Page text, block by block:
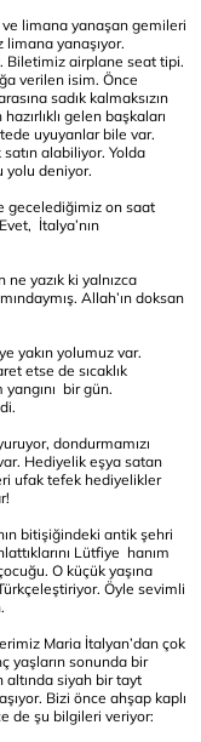
ve limana yanaşan gemileri
yanaşıyor.
Biletimiz airplane seat tipi.
verilen isim. Önce
sadık kalmaksızın
gelen başkaları
uyuyanlar bile var.
alabiliyor. Yolda
yolu deniyor.
gecelediğimiz on saat
İtalya’nın
ne yazık ki yalnızca
Allah’ın doksan
yakın yolumuz var.
etse de sıcaklık
bir gün.
dondurmamızı
Hediyelik eşya satan
ufak tefek hediyelikler
bitişiğindeki antik şehri
Lütfiye hanım
O küçük yaşına
Öyle sevimli
Maria İtalyan’dan çok
yaşların sonunda bir
altında siyah bir tayt
Bizi önce ahşap kaplı
de şu bilgileri veriyor: